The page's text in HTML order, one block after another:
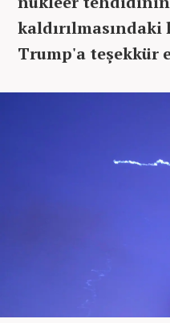
kaldırılmasındaki
Trump'a teşekkür